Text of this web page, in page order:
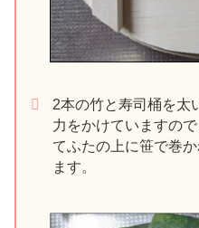
2本の竹と寿司桶を太
力をかけていますの
てふたの上に笹で巻
ます。